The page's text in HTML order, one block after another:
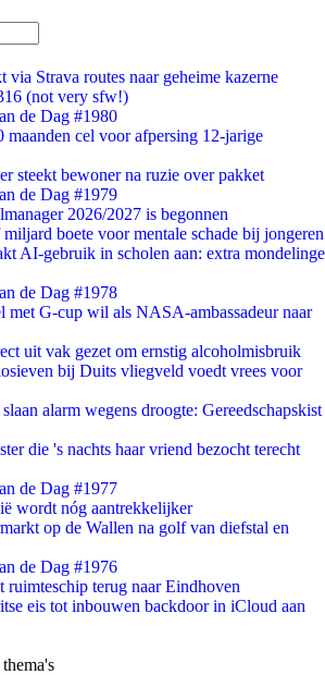
Strava routes naar geheime kazerne
(not very sfw!)
de Dag #1980
cel voor afpersing 12-jarige
steekt bewoner na ruzie over pakket
de Dag #1979
2026/2027 is begonnen
boete voor mentale schade bij jongeren
AI-gebruik in scholen aan: extra mondelinge
de Dag #1978
met G-cup wil als NASA-ambassadeur naar
uit vak gezet om ernstig alcoholmisbruik
bij Duits vliegveld voedt vrees voor
alarm wegens droogte: Gereedschapskist
die 's nachts haar vriend bezocht terecht
de Dag #1977
wordt nóg aantrekkelijker
op de Wallen na golf van diefstal en
de Dag #1976
terug naar Eindhoven
eis tot inbouwen backdoor in iCloud aan